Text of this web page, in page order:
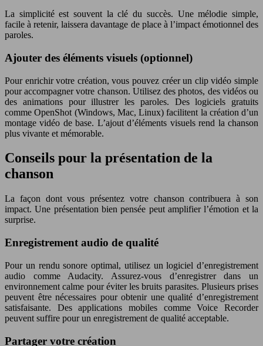
La simplicité est souvent la clé du succès. Une mélodie simple,
facile à retenir, laissera davantage de place à l’impact émotionnel des
paroles.
Ajouter des éléments visuels (optionnel)
Pour enrichir votre création, vous pouvez créer un clip vidéo simple
pour accompagner votre chanson. Utilisez des photos, des vidéos ou
des animations pour illustrer les paroles. Des logiciels gratuits
comme OpenShot (Windows, Mac, Linux) facilitent la création d’un
montage vidéo de base. L’ajout d’éléments visuels rend la chanson
plus vivante et mémorable.
Conseils pour la présentation de la
chanson
La façon dont vous présentez votre chanson contribuera à son
impact. Une présentation bien pensée peut amplifier l’émotion et la
surprise.
Enregistrement audio de qualité
Pour un rendu sonore optimal, utilisez un logiciel d’enregistrement
audio comme Audacity. Assurez-vous d’enregistrer dans un
environnement calme pour éviter les bruits parasites. Plusieurs prises
peuvent être nécessaires pour obtenir une qualité d’enregistrement
satisfaisante. Des applications mobiles comme Voice Recorder
peuvent suffire pour un enregistrement de qualité acceptable.
Partager votre création